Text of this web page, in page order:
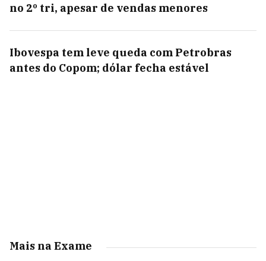
no 2º tri, apesar de vendas menores
Ibovespa tem leve queda com Petrobras
antes do Copom; dólar fecha estável
Mais na Exame